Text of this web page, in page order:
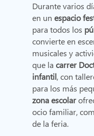
Durante varios
en un espacio
para todos los
convierte en
musicales y
que lacarrer
infantil, con
para los más
zona escolar
ocio familiar,
de la feria.